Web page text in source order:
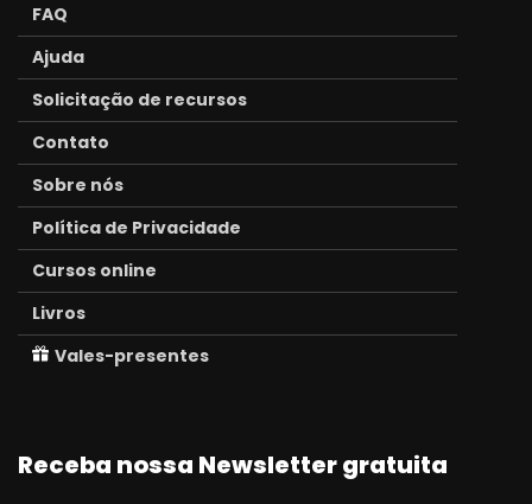
FAQ
Ajuda
Solicitação de recursos
Contato
Sobre nós
Política de Privacidade
Cursos online
Livros
Vales-presentes
Receba nossa Newsletter gratuita